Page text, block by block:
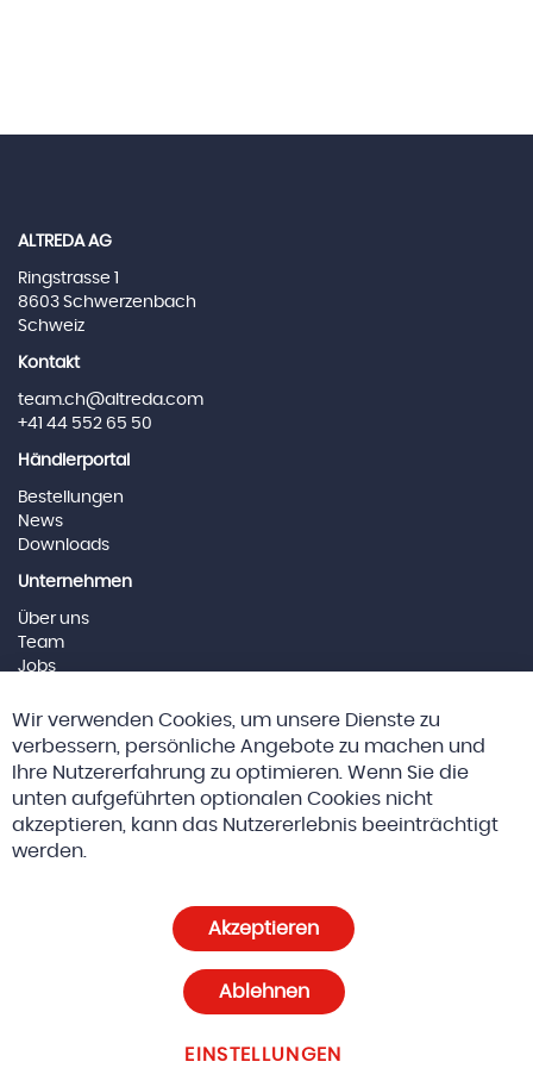
ALTREDA AG
Ringstrasse 1
8603 Schwerzenbach
Schweiz
Kontakt
team.ch@altreda.com
+41 44 552 65 50
Händlerportal
Bestellungen
News
Downloads
Unternehmen
Über uns
Team
Jobs
Social Media
Cookie-Einstellungen
Wir verwenden Cookies, um unsere Dienste zu
verbessern, persönliche Angebote zu machen und
Ihre Nutzererfahrung zu optimieren. Wenn Sie die
unten aufgeführten optionalen Cookies nicht
akzeptieren, kann das Nutzererlebnis beeinträchtigt
werden.
Akzeptieren
EINSTELLUNGEN
Ablehnen